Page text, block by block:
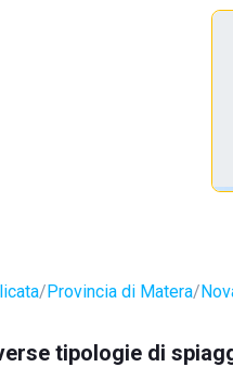
Provincia di Matera
tipologie di